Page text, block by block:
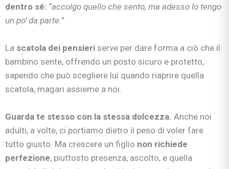
dentro sé: “accolgo quello che sento, ma adesso lo tengo
un po’ da parte.”
La scatola dei pensieri serve per dare forma a ciò che il
bambino sente, offrendo un posto sicuro e protetto,
sapendo che può scegliere lui quando riaprire quella
scatola, magari assieme a noi.
Guarda te stesso con la stessa dolcezza. Anche noi
adulti, a volte, ci portiamo dietro il peso di voler fare
tutto giusto. Ma crescere un figlio non richiede
perfezione, piuttosto presenza, ascolto, e quella